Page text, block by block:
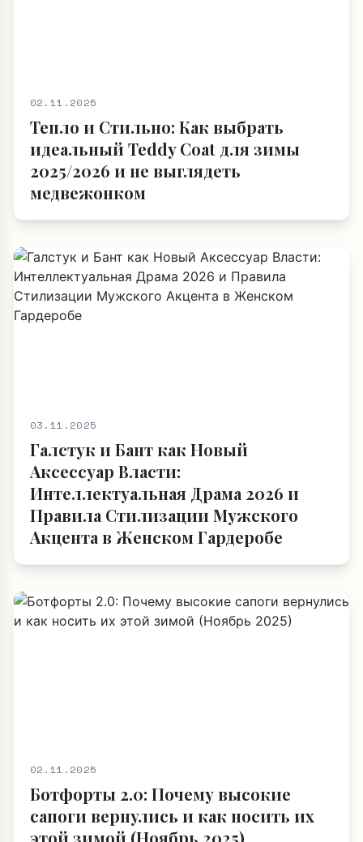
02.11.2025
Тепло и Стильно: Как выбрать
идеальный Teddy Coat для зимы
2025/2026 и не выглядеть
медвежонком
03.11.2025
Галстук и Бант как Новый
Аксессуар Власти:
Интеллектуальная Драма 2026 и
Правила Стилизации Мужского
Акцента в Женском Гардеробе
02.11.2025
Ботфорты 2.0: Почему высокие
сапоги вернулись и как носить их
этой зимой (Ноябрь 2025)